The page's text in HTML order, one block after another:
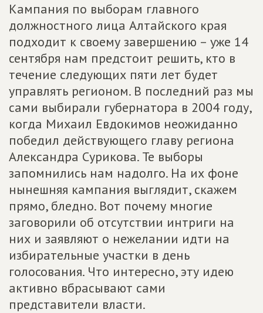
Кампания по выборам главного
должностного лица Алтайского края
подходит к своему завершению – уже 14
сентября нам предстоит решить, кто в
течение следующих пяти лет будет
управлять регионом. В последний раз мы
сами выбирали губернатора в 2004 году,
когда Михаил Евдокимов неожиданно
победил действующего главу региона
Александра Сурикова. Те выборы
запомнились нам надолго. На их фоне
нынешняя кампания выглядит, скажем
прямо, бледно. Вот почему многие
заговорили об отсутствии интриги на
них и заявляют о нежелании идти на
избирательные участки в день
голосования. Что интересно, эту идею
активно вбрасывают сами
представители власти.